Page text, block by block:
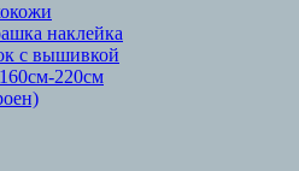
наклейка
с вышивкой
220см